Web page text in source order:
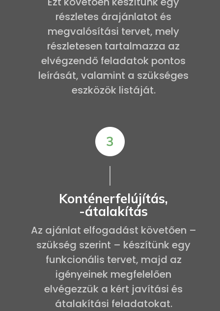
részletes árajánlatot és
megvalósítási tervet, mely
részletesen tartalmazza az
elvégzendő feladatok pontos
leírását, valamint a szükséges
eszközök listáját.
Konténerfelújítás,
-átalakítás
Az ajánlat elfogadást követően –
szükség szerint – készítünk egy
funkcionális tervet, majd az
igényeinek megfelelően
elvégezzük a kért javítási és
átalakítási feladatokat.